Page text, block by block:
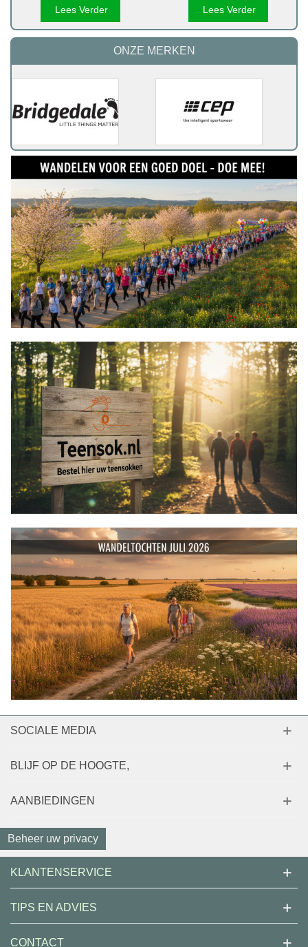
Lees Verder Lees Verder
ONZE MERKEN
SOCIALE MEDIA
BLIJF OP DE HOOGTE,
AANBIEDINGEN
Beheer uw privacy
KLANTENSERVICE
TIPS EN ADVIES
CONTACT